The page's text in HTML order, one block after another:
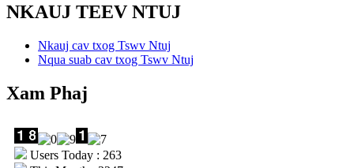
NKAUJ TEEV NTUJ
Nkauj cav txog Tswv Ntuj
Nqua suab cav txog Tswv Ntuj
Xam Phaj
Users Today : 263